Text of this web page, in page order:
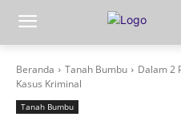
Beranda Tanah Bumbu
Dalam 2
Kasus Kriminal
Tanah Bumbu